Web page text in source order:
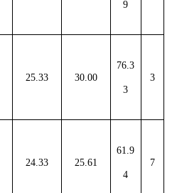
9
25.33 30.00
76.3
3
3
24.33 25.61
61.9
4
7